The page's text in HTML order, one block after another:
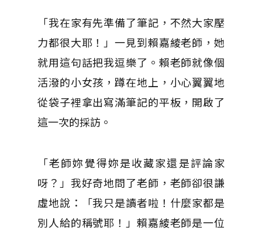
「我在家有先準備了筆記，不然大家壓
力都很大耶！」一見到賴嘉綾老師，她
就用這句話把我逗樂了。賴老師就像個
活潑的小女孩，蹲在地上，小心翼翼地
從袋子裡拿出寫滿筆記的平板，開啟了
這一次的採訪。
「老師妳覺得妳是收藏家還是評論家
呀？」我好奇地問了老師，老師卻很謙
虛地說：「我只是讀者啦！什麼家都是
別人給的稱號耶！」賴嘉綾老師是一位